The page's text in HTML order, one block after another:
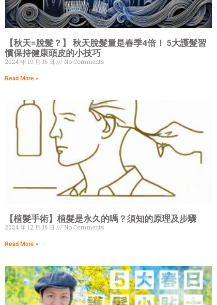
【秋天=脫髮？】 秋天脫髮量是春季4倍！ 5大護髮習
慣保持健康頭皮的小技巧
2024 年 10 月 16 日 No Comments
Read More »
【植髮手術】植髮是永久的嗎？須知的原理及步驟
2024 年 12 月 16 日 No Comments
Read More »